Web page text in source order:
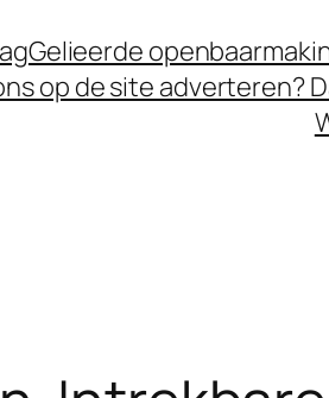
Gelieerde
op de site adverteren?